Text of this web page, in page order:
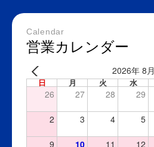
Calendar
営業カレンダー
2026年 8月
日 月 火 水
26 27 28 29
2 3 4 5
9 10 11 12